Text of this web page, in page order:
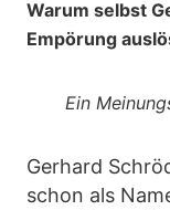
Warum selbst
Empörung
Ein
Gerhard
schon als